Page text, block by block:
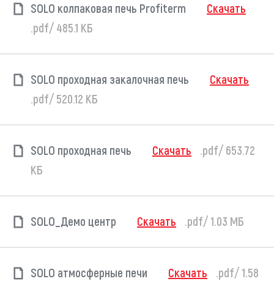
SOLO колпаковая печь Profiterm
Скачать
.pdf/ 485.1 КБ
SOLO проходная закалочная печь
Скачать
.pdf/ 520.12 КБ
SOLO проходная печь Скачать
.pdf/ 653.72
КБ
SOLO_Демо центр Скачать .pdf/ 1.03 МБ
SOLO атмосферные печи Скачать
.pdf/ 1.58